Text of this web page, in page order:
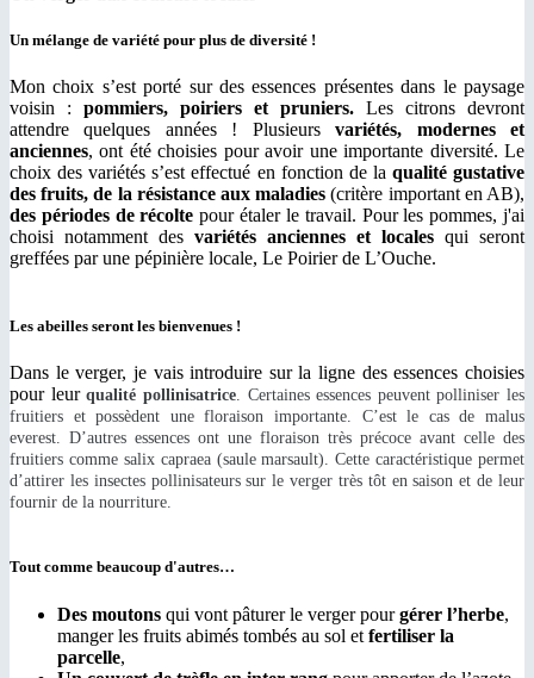
Un mélange de variété pour plus de diversité !
Mon choix s’est porté sur des essences présentes dans le paysage
voisin : pommiers, poiriers et pruniers. Les citrons devront
attendre quelques années ! Plusieursvariétés, modernes et
anciennes, ont été choisies pour avoir une importante diversité. Le
choix des variétés s’est effectué en fonction de la qualité gustative
des fruits, de la résistance aux maladies (critère important en AB),
des périodes de récolte pour étaler le travail. Pour les pommes, j'ai
choisi notamment des variétés anciennes et locales qui seront
greffées par une pépinière locale, Le Poirier de L’Ouche.
Les abeilles seront les bienvenues !
Dans le verger, je vais introduire sur la ligne des essences choisies
pour leurqualité pollinisatrice. Certaines essences peuvent polliniser les
fruitiers et possèdent une floraison importante. C’est le cas de malus
everest. D’autres essences ont une floraison très précoce avant celle des
fruitiers comme salix capraea (saule marsault). Cette caractéristique permet
d’attirer les insectes pollinisateurs sur le verger très tôt en saison et de leur
fournir de la nourriture.
Tout comme beaucoup d'autres…
Des moutons qui vont pâturer le verger pourgérer l’herbe,
manger les fruits abimés tombés au sol et fertiliser la
parcelle,